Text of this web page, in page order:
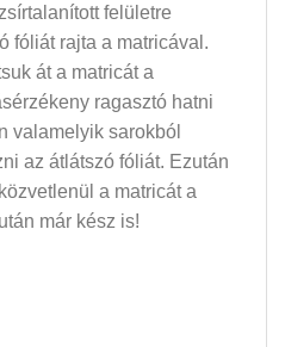
felületre
fóliát rajta a matricával.
át a matricát a
ragasztó hatni
valamelyik sarokból
az átlátszó fóliát. Ezután
a matricát a
már kész is!